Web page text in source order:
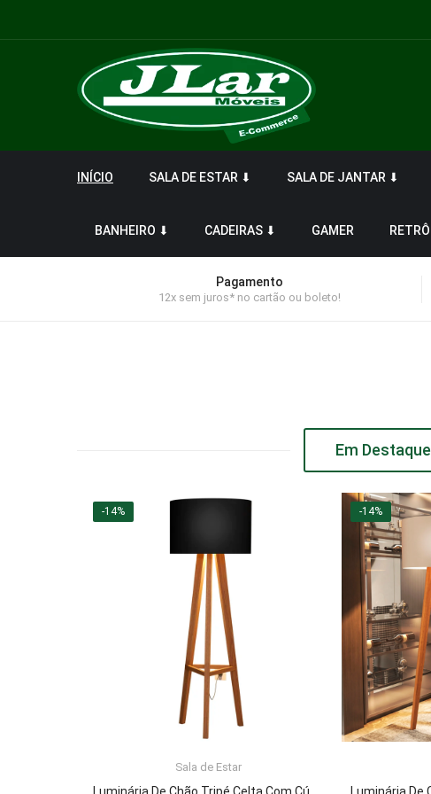
INÍCIO SALA DE ESTAR ⬇ SALA DE JANTAR ⬇
BANHEIRO ⬇ CADEIRAS ⬇ GAMER RETRÔ
Pagamento
12x sem juros* no cartão ou boleto!
Em Destaque
-14%
Sala de Estar
ADICIONAR AO CARRINHO
-14%